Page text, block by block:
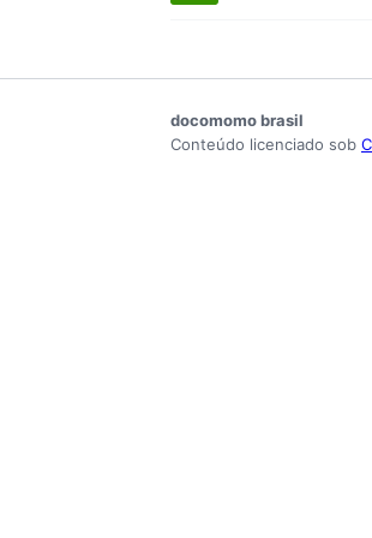
docomomo brasil
Conteúdo licenciado sob